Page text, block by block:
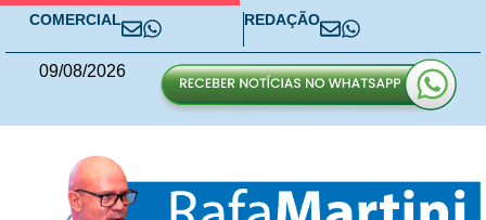
COMERCIAL REDAÇÃO
09/08/2026